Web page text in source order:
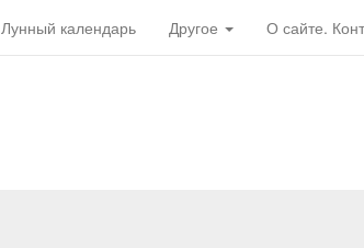
Лунный календарь Другое О сайте.